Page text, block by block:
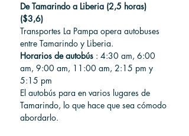
De Tamarindo a Liberia (2,5 horas)
($3,6)
Transportes La Pampa opera autobuses
entre Tamarindo y Liberia.
Horarios de autobús : 4:30 am, 6:00
am, 9:00 am, 11:00 am, 2:15 pm y
5:15 pm
El autobús para en varios lugares de
Tamarindo, lo que hace que sea cómodo
abordarlo.